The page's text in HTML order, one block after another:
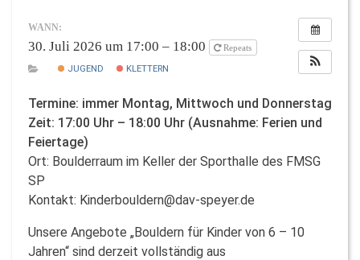
WANN:
30. Juli 2026 um 17:00 – 18:00 Repeats
JUGEND KLETTERN
Termine: immer Montag, Mittwoch und Donnerstag
Zeit: 17:00 Uhr – 18:00 Uhr (Ausnahme: Ferien und
Feiertage)
Ort: Boulderraum im Keller der Sporthalle des FMSG
SP
Kontakt: Kinderbouldern@dav-speyer.de
Unsere Angebote „Bouldern für Kinder von 6 – 10
Jahren“ sind derzeit vollständig aus